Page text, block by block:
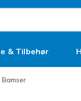
& Tilbehør
Bamser